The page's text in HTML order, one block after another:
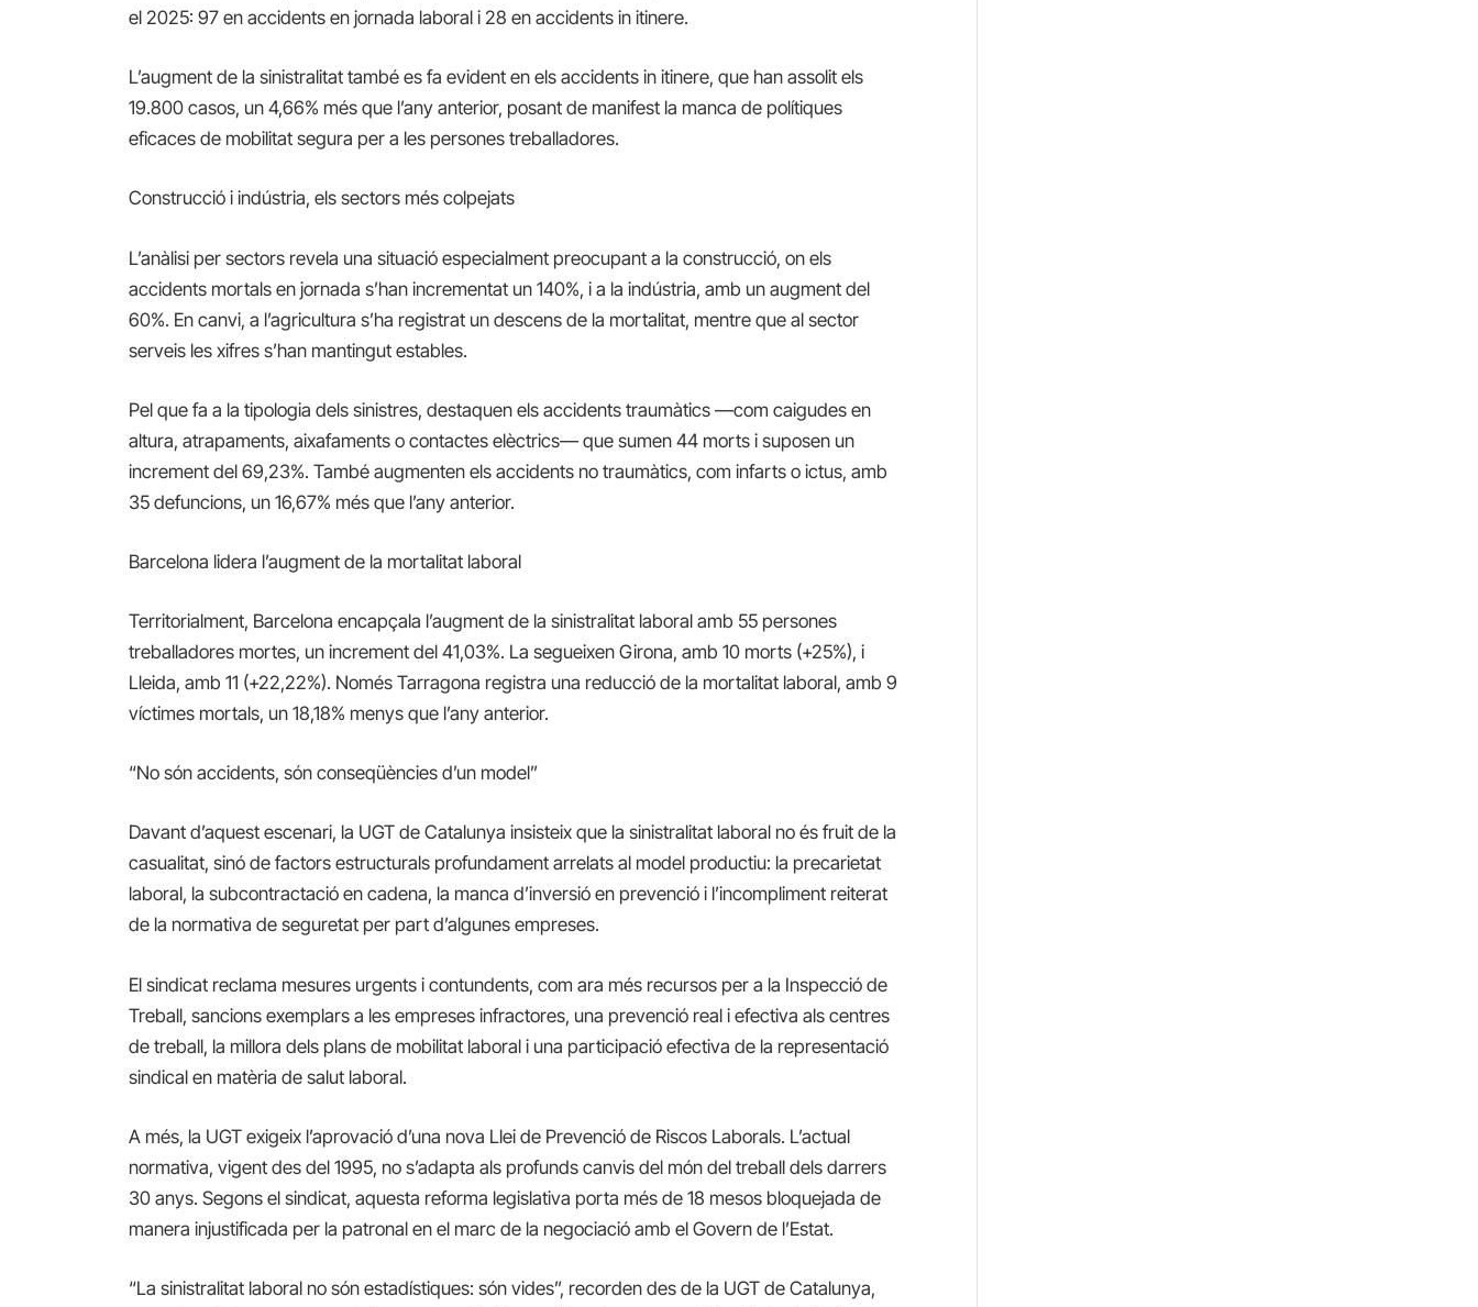
el 2025: 97 en accidents en jornada laboral i 28 en accidents in itinere.
L’augment de la sinistralitat també es fa evident en els accidents in itinere, que han assolit els
19.800 casos, un 4,66% més que l’any anterior, posant de manifest la manca de polítiques
eficaces de mobilitat segura per a les persones treballadores.
Construcció i indústria, els sectors més colpejats
L’anàlisi per sectors revela una situació especialment preocupant a la construcció, on els
accidents mortals en jornada s’han incrementat un 140%, i a la indústria, amb un augment del
60%. En canvi, a l’agricultura s’ha registrat un descens de la mortalitat, mentre que al sector
serveis les xifres s’han mantingut estables.
Pel que fa a la tipologia dels sinistres, destaquen els accidents traumàtics —com caigudes en
altura, atrapaments, aixafaments o contactes elèctrics— que sumen 44 morts i suposen un
increment del 69,23%. També augmenten els accidents no traumàtics, com infarts o ictus, amb
35 defuncions, un 16,67% més que l’any anterior.
Barcelona lidera l’augment de la mortalitat laboral
Territorialment, Barcelona encapçala l’augment de la sinistralitat laboral amb 55 persones
treballadores mortes, un increment del 41,03%. La segueixen Girona, amb 10 morts (+25%), i
Lleida, amb 11 (+22,22%). Només Tarragona registra una reducció de la mortalitat laboral, amb 9
víctimes mortals, un 18,18% menys que l’any anterior.
“No són accidents, són conseqüències d’un model”
Davant d’aquest escenari, la UGT de Catalunya insisteix que la sinistralitat laboral no és fruit de la
casualitat, sinó de factors estructurals profundament arrelats al model productiu: la precarietat
laboral, la subcontractació en cadena, la manca d’inversió en prevenció i l’incompliment reiterat
de la normativa de seguretat per part d’algunes empreses.
El sindicat reclama mesures urgents i contundents, com ara més recursos per a la Inspecció de
Treball, sancions exemplars a les empreses infractores, una prevenció real i efectiva als centres
de treball, la millora dels plans de mobilitat laboral i una participació efectiva de la representació
sindical en matèria de salut laboral.
A més, la UGT exigeix l’aprovació d’una nova Llei de Prevenció de Riscos Laborals. L’actual
normativa, vigent des del 1995, no s’adapta als profunds canvis del món del treball dels darrers
30 anys. Segons el sindicat, aquesta reforma legislativa porta més de 18 mesos bloquejada de
manera injustificada per la patronal en el marc de la negociació amb el Govern de l’Estat.
“La sinistralitat laboral no són estadístiques: són vides”, recorden des de la UGT de Catalunya,